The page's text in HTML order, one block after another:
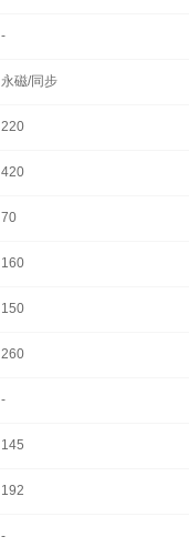
-
永磁/同步
220
420
70
160
150
260
-
145
192
-